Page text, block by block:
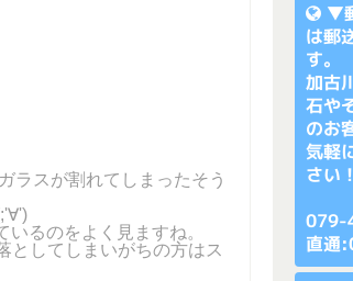
ラスが割れてしまったそう
るのをよく見ますね。
としてしまいがちの方はス
▼
は郵
す。
加古
石や
のお
気軽
さい！
079-
直通